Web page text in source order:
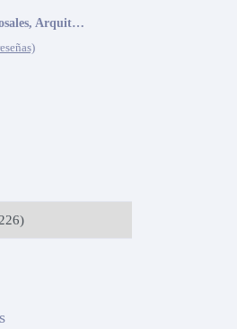
Toño Vázquez Rosales, Arquitecto